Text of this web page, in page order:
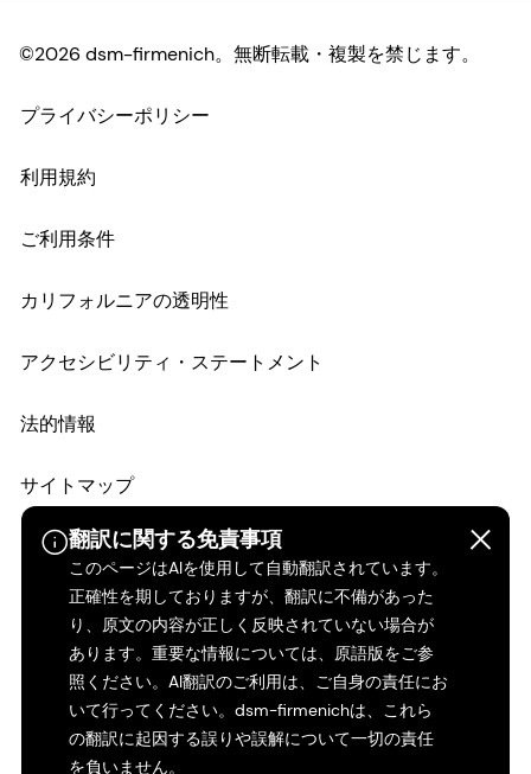
翻訳に関する免責事項
このページはAIを使用して自動翻訳されています。
正確性を期しておりますが、翻訳に不備があった
り、原文の内容が正しく反映されていない場合が
あります。重要な情報については、原語版をご参
照ください。AI翻訳のご利用は、ご自身の責任にお
いて行ってください。dsm-firmenichは、これら
の翻訳に起因する誤りや誤解について一切の責任
を負いません。
©2026 dsm-firmenich。無断転載・複製を禁じます。
プライバシーポリシー
利用規約
ご利用条件
カリフォルニアの透明性
アクセシビリティ・ステートメント
法的情報
サイトマップ